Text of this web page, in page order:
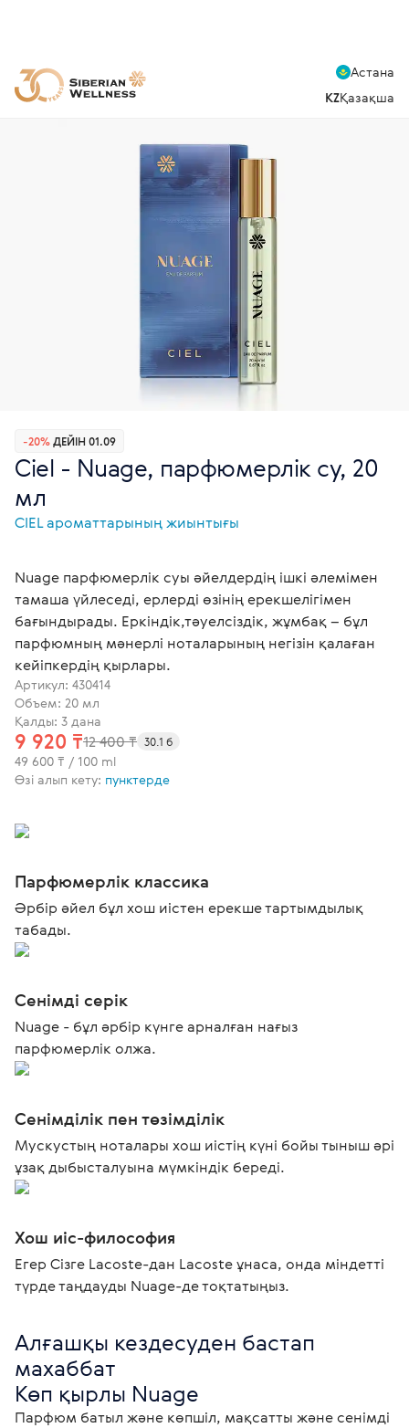
Астана
KZҚазақша
-20%ДЕЙІН 01.09
Ciel - Nuage, парфюмерлік су, 20
мл
СІЕL ароматтарының жиынтығы
Nuage парфюмерлік суы әйелдердің ішкі әлемімен
тамаша үйлеседі, ерлерді өзінің ерекшелігімен
бағындырады. Еркіндік,тәуелсіздік, жұмбақ – бұл
парфюмның мәнерлі ноталарының негізін қалаған
кейіпкердің қырлары.
Артикул: 430414
Объем: 20 мл
Қалды: 3 дана
9 920 ₸12 400 ₸ 30.1 б
49 600 ₸ / 100 ml
Өзі алып кету: пунктерде
Парфюмерлік классика
Әрбір әйел бұл хош иістен ерекше тартымдылық
табады.
Сенімді серік
Nuage - бұл әрбір күнге арналған нағыз
парфюмерлік олжа.
Сенімділік пен төзімділік
Мускустың ноталары хош иістің күні бойы тыныш әрі
ұзақ дыбысталуына мүмкіндік береді.
Хош иіс-философия
Егер Сізге Laсoste-дан Laсoste ұнаса, онда міндетті
түрде таңдауды Nuage-де тоқтатыңыз.
Алғашқы кездесуден бастап
махаббат
Көп қырлы Nuage
Парфюм батыл және көпшіл, мақсатты және сенімді